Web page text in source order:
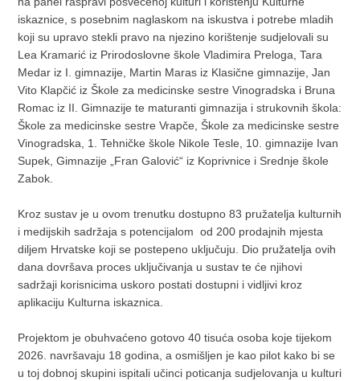
iskaznice, s posebnim naglaskom na iskustva i potrebe mladih
koji su upravo stekli pravo na njezino korištenje sudjelovali su
Lea Kramarić iz Prirodoslovne škole Vladimira Preloga, Tara
Medar iz I. gimnazije, Martin Maras iz Klasične gimnazije, Jan
Vito Klapčić iz Škole za medicinske sestre Vinogradska i Bruna
Romac iz II. Gimnazije te maturanti gimnazija i strukovnih škola:
Škole za medicinske sestre Vrapče, Škole za medicinske sestre
Vinogradska, 1. Tehničke škole Nikole Tesle, 10. gimnazije Ivan
Supek, Gimnazije „Fran Galović“ iz Koprivnice i Srednje škole
Zabok.
Kroz sustav je u ovom trenutku dostupno 83 pružatelja kulturnih
i medijskih sadržaja s potencijalom od 200 prodajnih mjesta
diljem Hrvatske koji se postepeno uključuju. Dio pružatelja ovih
dana dovršava proces uključivanja u sustav te će njihovi
sadržaji korisnicima uskoro postati dostupni i vidljivi kroz
aplikaciju Kulturna iskaznica.
Projektom je obuhvaćeno gotovo 40 tisuća osoba koje tijekom
2026. navršavaju 18 godina, a osmišljen je kao pilot kako bi se
u toj dobnoj skupini ispitali učinci poticanja sudjelovanja u kulturi